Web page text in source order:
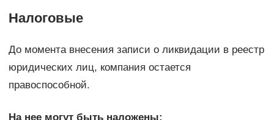
Налоговые
До момента внесения записи о ликвидации в реестр
юридических лиц, компания остается
правоспособной.
На нее могут быть наложены: